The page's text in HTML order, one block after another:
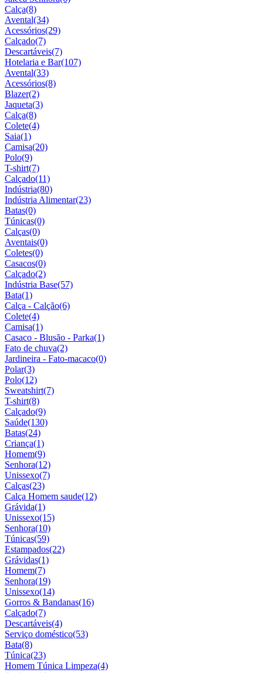
Calça(8)
Avental(34)
Acessórios(29)
Calçado(7)
Descartáveis(7)
Hotelaria e Bar(107)
Avental(33)
Acessórios(8)
Blazer(2)
Jaqueta(3)
Calça(8)
Colete(4)
Saia(1)
Camisa(20)
Polo(9)
T-shirt(7)
Calçado(11)
Indústria(80)
Indústria Alimentar(23)
Batas(0)
Túnicas(0)
Calças(0)
Aventais(0)
Coletes(0)
Casacos(0)
Calçado(2)
Indústria Base(57)
Bata(1)
Calça - Calção(6)
Colete(4)
Camisa(1)
Casaco - Blusão - Parka(1)
Fato de chuva(2)
Jardineira - Fato-macaco(0)
Polar(3)
Polo(12)
Sweatshirt(7)
T-shirt(8)
Calçado(9)
Saúde(130)
Batas(24)
Criança(1)
Homem(9)
Senhora(12)
Unissexo(7)
Calças(23)
Calça Homem saude(12)
Grávida(1)
Unissexo(15)
Senhora(10)
Túnicas(59)
Estampados(22)
Grávidas(1)
Homem(7)
Senhora(19)
Unissexo(14)
Gorros & Bandanas(16)
Calçado(7)
Descartáveis(4)
Serviço doméstico(53)
Bata(8)
Túnica(23)
Homem Túnica Limpeza(4)